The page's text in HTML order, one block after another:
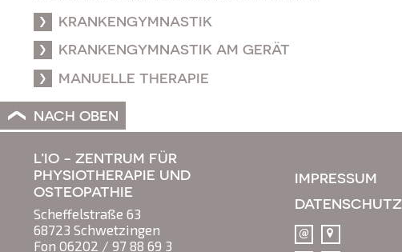
KRANKENGYMNASTIK
KRANKENGYMNASTIK AM GERÄT
MANUELLE THERAPIE
NACH OBEN
L’IO - ZENTRUM FÜR
PHYSIOTHERAPIE UND
OSTEOPATHIE
Scheffelstraße 63
68723 Schwetzingen
Fon 06202 / 97 88 69 3
IMPRESSUM
DATENSCHUTZ